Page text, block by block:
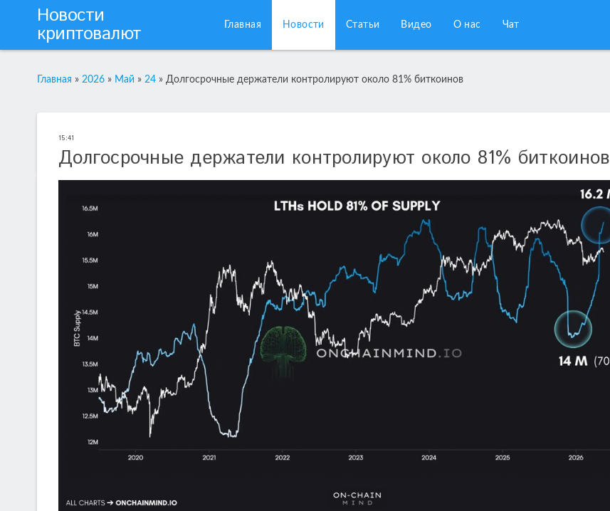
Новости
криптовалют Главная Новости Статьи Видео О нас Чат
Главная » 2026 » Май » 24 » Долгосрочные держатели контролируют около 81% биткоинов
15:41
Долгосрочные держатели контролируют около 81% биткоинов